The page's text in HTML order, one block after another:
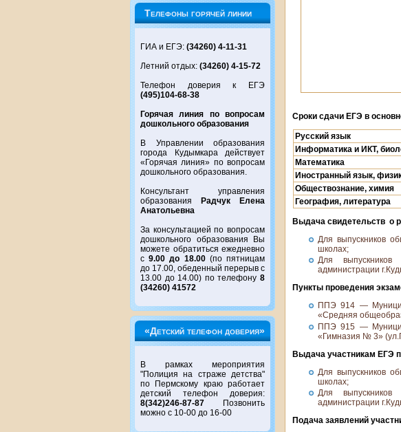
Телефоны горячей линии
ГИА и ЕГЭ: (34260) 4-11-31
Летний отдых: (34260) 4-15-72
Телефон доверия к ЕГЭ
(495)104-68-38
Горячая линия по вопросам
дошкольного образования
В Управлении образования
города Кудымкара действует
«Горячая линия» по вопросам
дошкольного образования.
Консультант управления
образования
Радчук Елена
Анатольевна
За консультацией по вопросам
дошкольного образования Вы
можете обратиться ежедневно
с9.00 до 18.00(по пятницам
до 17.00, обеденный перерыв с
13.00 до 14.00) по телефону 8
(34260) 41572
«Детский телефон доверия»
В рамках мероприятия
"Полиция на страже детства"
по Пермскому краю работает
детский телефон доверия:
8(342)246-87-87 Позвонить
можно с 10-00 до 16-00
Сроки сдачи ЕГЭ в
Русский язык
Информатика и ИКТ,
Математика
Иностранный язык,
Обществознание, химия
География, литература
Выдача свидетельств о
Для выпускников
школах;
Для
администрации
Пункты проведения
ППЭ 914 —
«Средняя
ППЭ 915 —
«Гимназия № 3»
Выдача участникам ЕГЭ
Для выпускников
школах;
Для
администрации
Подача заявлений